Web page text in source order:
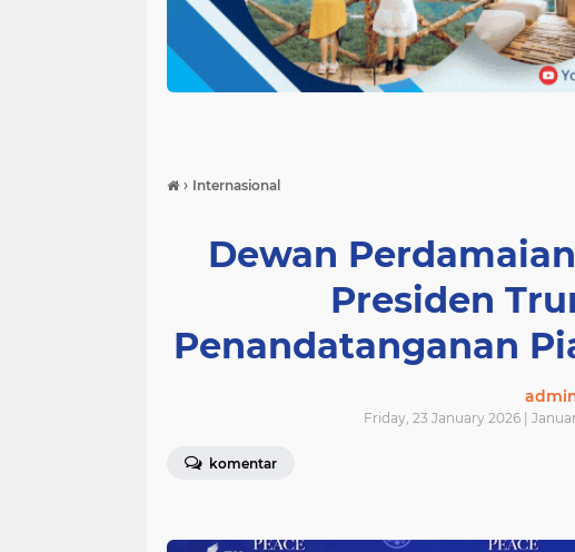
› Internasional
Dewan
Presiden
Penandatanganan
Friday, 23 January 2026 |
komentar